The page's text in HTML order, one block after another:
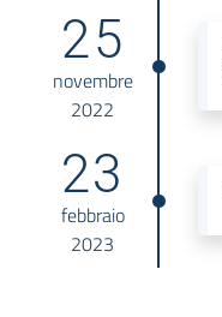
25
novembre
2022
23
febbraio
2023